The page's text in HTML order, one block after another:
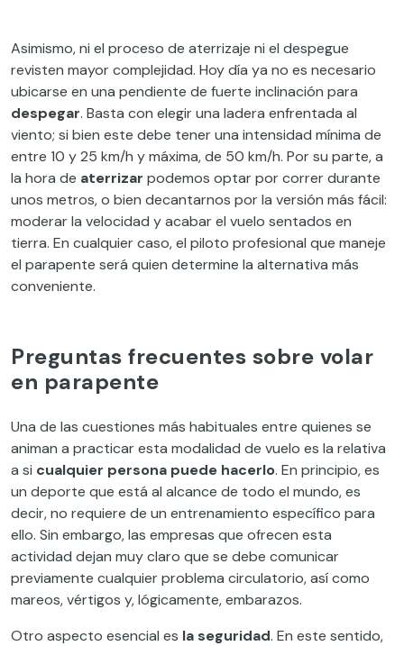
Asimismo, ni el proceso de aterrizaje ni el despegue
revisten mayor complejidad. Hoy día ya no es necesario
ubicarse en una pendiente de fuerte inclinación para
despegar. Basta con elegir una ladera enfrentada al
viento; si bien este debe tener una intensidad mínima de
entre 10 y 25 km/h y máxima, de 50 km/h. Por su parte, a
la hora de aterrizar podemos optar por correr durante
unos metros, o bien decantarnos por la versión más fácil:
moderar la velocidad y acabar el vuelo sentados en
tierra. En cualquier caso, el piloto profesional que maneje
el parapente será quien determine la alternativa más
conveniente.
Preguntas frecuentes sobre volar
en parapente
Una de las cuestiones más habituales entre quienes se
animan a practicar esta modalidad de vuelo es la relativa
a si cualquier persona puede hacerlo. En principio, es
un deporte que está al alcance de todo el mundo, es
decir, no requiere de un entrenamiento específico para
ello. Sin embargo, las empresas que ofrecen esta
actividad dejan muy claro que se debe comunicar
previamente cualquier problema circulatorio, así como
mareos, vértigos y, lógicamente, embarazos.
Otro aspecto esencial es la seguridad. En este sentido,